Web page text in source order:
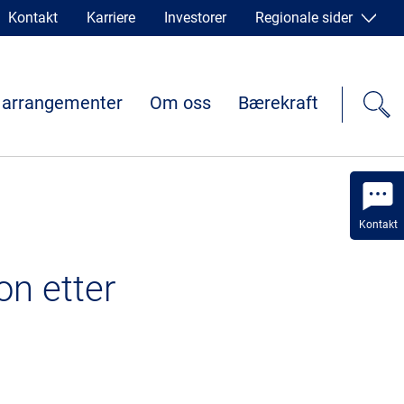
Kontakt
Kontakt Karriere Investorer Regionale sider
Om oss Bærekraft
etter